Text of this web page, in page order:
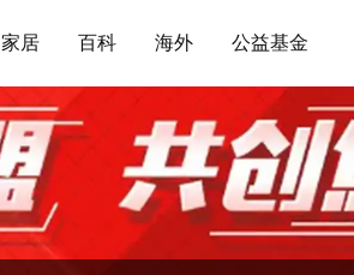
家居 百科 海外 公益基金